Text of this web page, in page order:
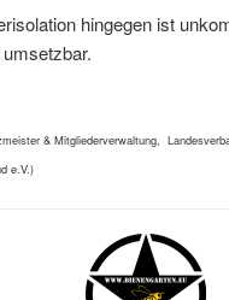
hingegen ist
& Mitgliederverwaltung,
e.V.)